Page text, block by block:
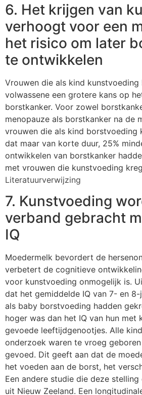
6. Het krijgen van
verhoogt voor een
het risico om later
te ontwikkelen
Vrouwen die als kind kunstvoeding
volwassene een grotere kans op
borstkanker. Voor zowel
menopauze als borstkanker na de
vrouwen die als kind borstvoeding
dat maar van korte duur, 25%
ontwikkelen van borstkanker
met vrouwen die kunstvoeding
Literatuurverwijzing
7. Kunstvoeding
verband gebracht
IQ
Moedermelk bevordert de
verbetert de cognitieve
voor kunstvoeding onmogelijk is.
dat het gemiddelde IQ van 7- en
als baby borstvoeding hadden
hoger was dan het IQ van hun met
gevoede leeftijdgenootjes. Alle
onderzoek waren te vroeg
gevoed. Dit geeft aan dat de
het voeden aan de borst, het
Een andere studie die deze
uit Nieuw Zeeland. Een